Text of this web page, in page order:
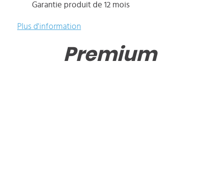
Garantie produit de 12 mois
Plus d'information
Premium